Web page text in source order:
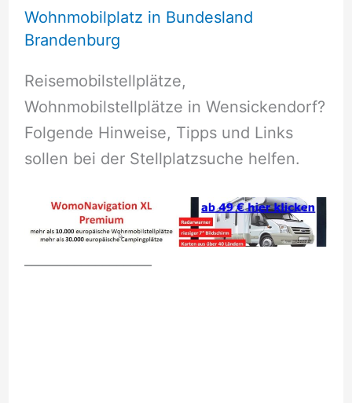
Wohnmobilplatz in Bundesland
Brandenburg
Reisemobilstellplätze,
Wohnmobilstellplätze in Wensickendorf?
Folgende Hinweise, Tipps und Links
sollen bei der Stellplatzsuche helfen.